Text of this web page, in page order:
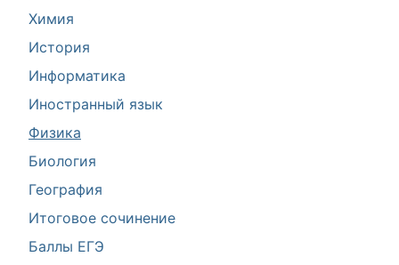
Химия
История
Информатика
Иностранный язык
Физика
Биология
География
Итоговое сочинение
Баллы ЕГЭ